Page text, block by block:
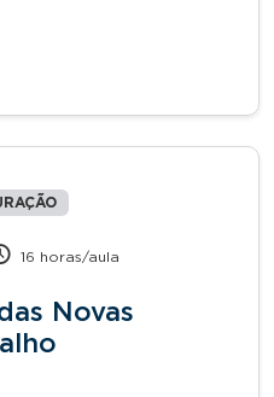
16 horas/aula
Novas